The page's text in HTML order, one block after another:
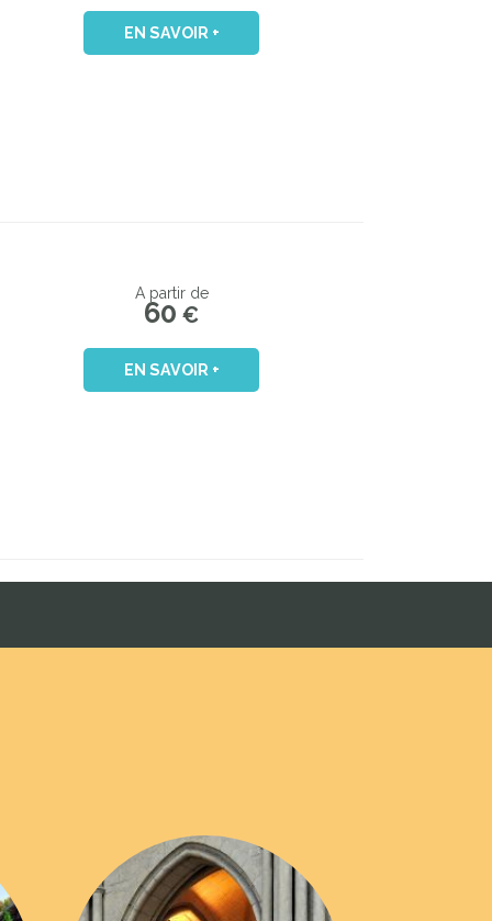
EN SAVOIR +
A partir de
60 €
EN SAVOIR +